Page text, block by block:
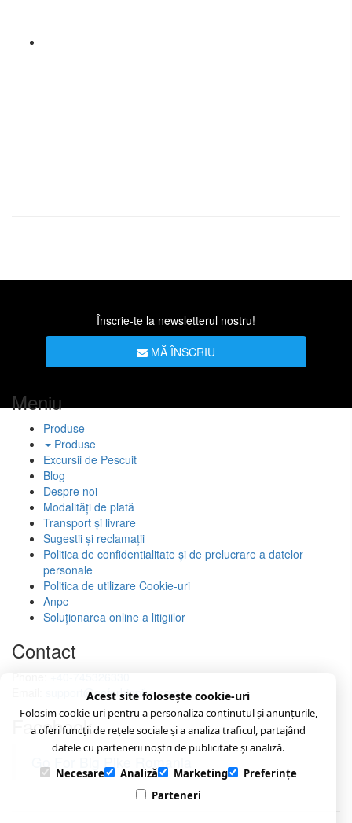
Înscrie-te la newsletterul nostru!
MĂ ÎNSCRIU
Meniu
Produse
Produse
Excursii de Pescuit
Blog
Despre noi
Modalități de plată
Transport și livrare
Sugestii și reclamații
Politica de confidentialitate și de prelucrare a datelor
personale
Politica de utilizare Cookie-uri
Anpc
Soluționarea online a litigiilor
Contact
support@goforbigpike.com
Facebook
Acest site folosește cookie-uri
Folosim cookie-uri pentru a personaliza conținutul și anunțurile,
a oferi funcții de rețele sociale și a analiza traficul, partajând
datele cu partenerii noștri de publicitate și analiză.
Necesare
Analiză Marketing
Preferințe
Parteneri